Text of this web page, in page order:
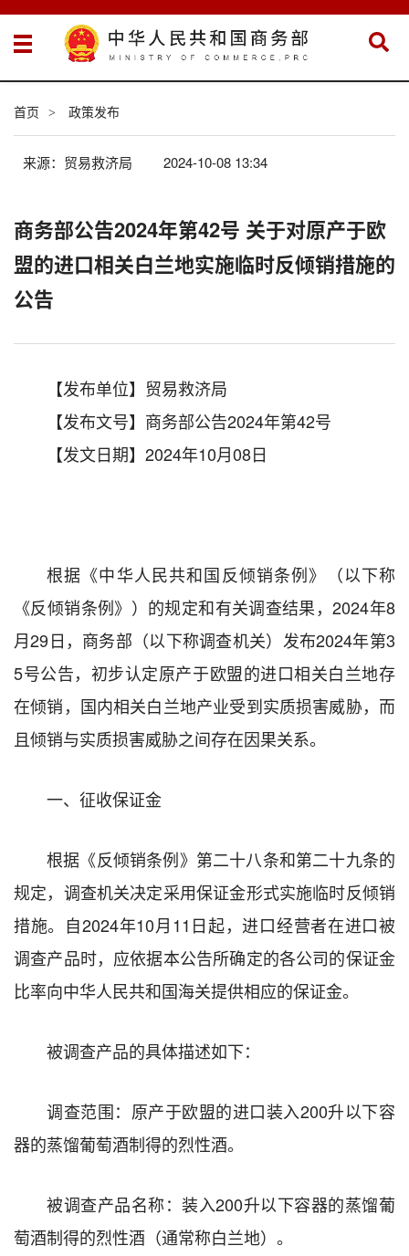
首页 > 政策发布
来源：贸易救济局 2024-10-08 13:34
商务部公告2024年第42号 关于对原产于欧
盟的进口相关白兰地实施临时反倾销措施的
公告
【发布单位】贸易救济局
【发布文号】商务部公告2024年第42号
【发文日期】2024年10月08日
根据《中华人民共和国反倾销条例》（以下称
《反倾销条例》）的规定和有关调查结果，2024年8
月29日，商务部（以下称调查机关）发布2024年第3
5号公告，初步认定原产于欧盟的进口相关白兰地存
在倾销，国内相关白兰地产业受到实质损害威胁，而
且倾销与实质损害威胁之间存在因果关系。
一、征收保证金
根据《反倾销条例》第二十八条和第二十九条的
规定，调查机关决定采用保证金形式实施临时反倾销
措施。自2024年10月11日起，进口经营者在进口被
调查产品时，应依据本公告所确定的各公司的保证金
比率向中华人民共和国海关提供相应的保证金。
被调查产品的具体描述如下：
调查范围：原产于欧盟的进口装入200升以下容
器的蒸馏葡萄酒制得的烈性酒。
被调查产品名称：装入200升以下容器的蒸馏葡
萄酒制得的烈性酒（通常称白兰地）。